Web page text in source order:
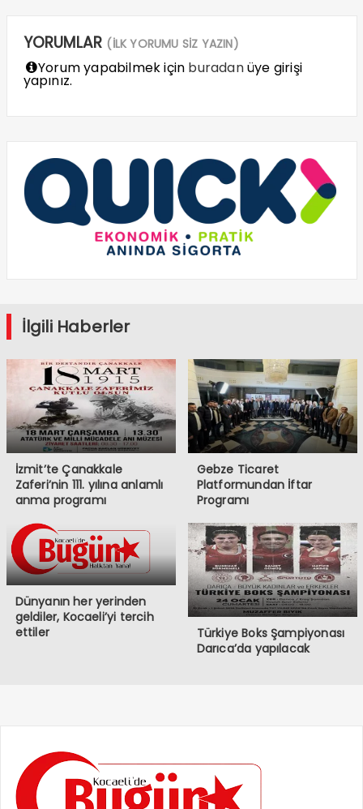
YORUMLAR (İLK YORUMU SİZ YAZIN)
Yorum yapabilmek için buradanüye girişi
yapınız.
İlgili Haberler
İzmit’te Çanakkale
Zaferi’nin 111. yılına anlamlı
anma programı
Gebze Ticaret
Platformundan İftar
Programı
Dünyanın her yerinden
geldiler, Kocaeli’yi tercih
ettiler
Türkiye Boks Şampiyonası
Darıca’da yapılacak